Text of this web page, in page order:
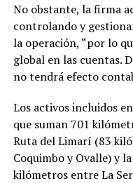
No obstante, la firma
controlando y
la operación, “por lo
global en las cuentas.
no tendrá efecto
Los activos incluidos
que suman 701
Ruta del Limarí (83
Coquimbo y Ovalle) y
kilómetros entre La